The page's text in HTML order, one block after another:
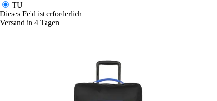
TU
Dieses Feld ist erforderlich
Versand in 4 Tagen